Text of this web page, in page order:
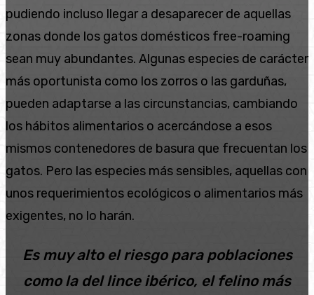
pudiendo incluso llegar a desaparecer de aquellas
zonas donde los gatos domésticos free-roaming
sean muy abundantes. Algunas especies de carácter
más oportunista como los zorros o las garduñas,
pueden adaptarse a las circunstancias, cambiando
los hábitos alimentarios o acercándose a esos
mismos contenedores de basura que frecuentan los
gatos. Pero las especies más sensibles, aquellas con
unos requerimientos ecológicos o alimentarios más
exigentes, no lo harán.
Es muy alto el riesgo para poblaciones
como la del lince ibérico, el felino más